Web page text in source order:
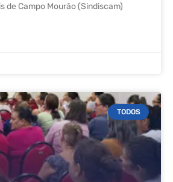
de Campo Mourão (Sindiscam)
TODOS